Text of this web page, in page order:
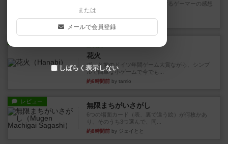
星5軽〜中量級を中心にプレイするゲーマーの感想
です。今回はボードゲーム...
約3時間前by おとん
花火
ずっと前のドイツ年間ゲーム大賞ながら、シンプ
ルで簡単な小ゲームで今でも...
約6時間前 by tamio
レビュー 無限まちがいさがし
6つの場面カード（表、裏で違う絵）が何枚かあ
り、そのうち3つ選んで、同...
約8時間前 by ジェイとと
または
メールで会員登録
しばらく表示しない